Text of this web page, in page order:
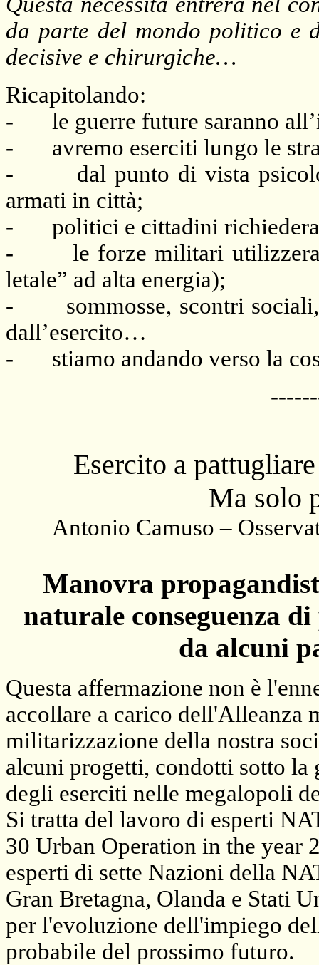
da parte del mondo politico e
decisive e chirurgiche…
Ricapitolando:
-
le guerre future saranno
-
avremo eserciti lungo le
-
dal punto di vista
armati in città;
-
politici e cittadini
-
le forze militari
letale” ad alta energia);
-
sommosse, scontri
dall’esercito…
-
stiamo andando verso la
Esercito a
Ma solo
Antonio Camuso –
Manovra
naturale conseguenza
da alcuni
Questa affermazione non è
accollare a carico dell'Alleanza
militarizzazione della nostra
alcuni progetti, condotti sotto la
degli eserciti nelle megalopoli
Si tratta del lavoro di esperti
30 Urban Operation in the year
esperti di sette Nazioni della
Gran Bretagna, Olanda e Stati
per l'evoluzione dell'impiego
probabile del prossimo futuro.